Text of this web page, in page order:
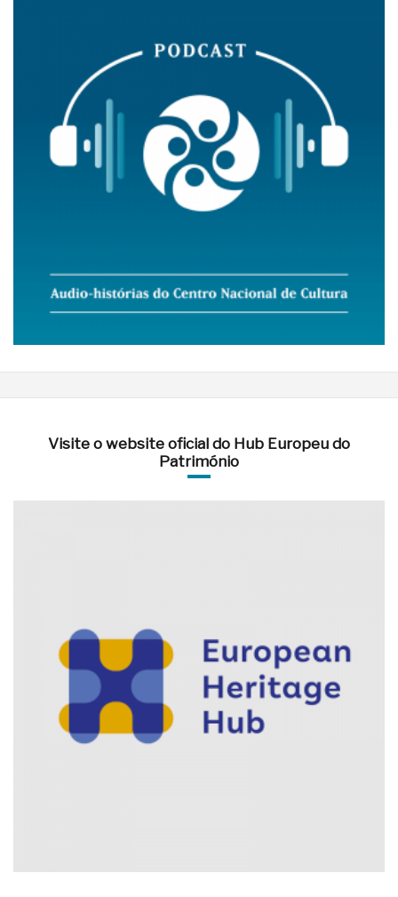
Visite o website oficial do Hub Europeu do
Património